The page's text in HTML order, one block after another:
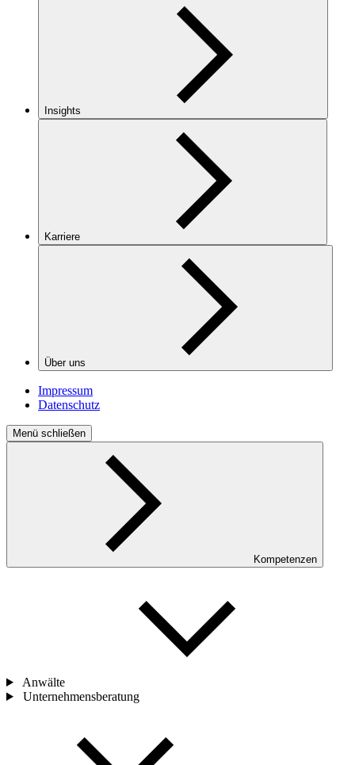
Insights
Karriere
Über uns
Impressum
Datenschutz
Menü schließen
Kompetenzen
Anwälte
Unternehmensberatung